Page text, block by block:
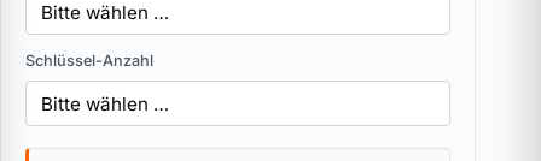
Schlüssel-Anzahl